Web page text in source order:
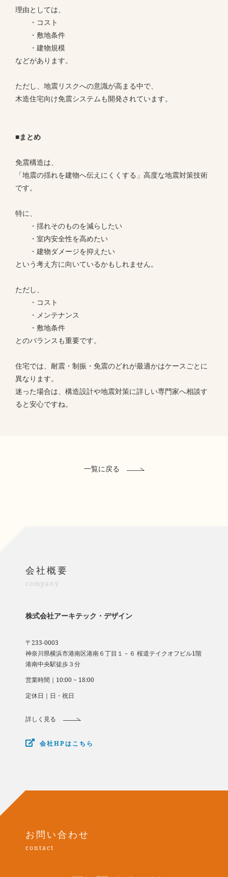
理由としては、
・コスト
・敷地条件
・建物規模
などがあります。
ただし、地震リスクへの意識が高まる中で、
木造住宅向け免震システムも開発されています。
■まとめ
免震構造は、
「地震の揺れを建物へ伝えにくくする」高度な地震対策技術
です。
特に、
・揺れそのものを減らしたい
・室内安全性を高めたい
・建物ダメージを抑えたい
という考え方に向いているかもしれません。
ただし、
・コスト
・メンテナンス
・敷地条件
とのバランスも重要です。
住宅では、耐震・制振・免震のどれが最適かはケースごとに
異なります。
迷った場合は、構造設計や地震対策に詳しい専門家へ相談す
ると安心ですね。
一覧に戻る
会社概要
company
株式会社アーキテック・デザイン
〒233-0003
​​​​​​​神奈川県横浜市港南区港南６丁目１－６ 桜道テイクオフビル1階
​​​​​​​港南中央駅徒歩３分
営業時間｜10:00 ~ 18:00
定休日｜日・祝日
詳しく見る
会社HPはこちら
お問い合わせ
contact